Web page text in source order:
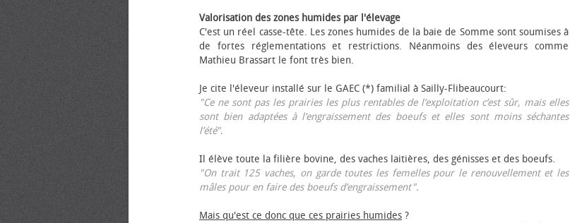
Valorisation des zones humides par l'élevage
C'est un réel casse-tête. Les zones humides de la baie de Somme sont soumises à
de fortes réglementations et restrictions. Néanmoins des éleveurs comme
Mathieu Brassart le font très bien.
Je cite l'éleveur installé sur le GAEC (*) familial à Sailly-Flibeaucourt:
"Ce ne sont pas les prairies les plus rentables de l’exploitation c’est sûr, mais elles
sont bien adaptées à l’engraissement des bœufs et elles sont moins séchantes
l’été".
Il élève toute la filière bovine, des vaches laitières, des génisses et des bœufs.
"On trait 125 vaches, on garde toutes les femelles pour le renouvellement et les
mâles pour en faire des bœufs d’engraissement".
Mais qu'est ce donc que ces prairies humides ?